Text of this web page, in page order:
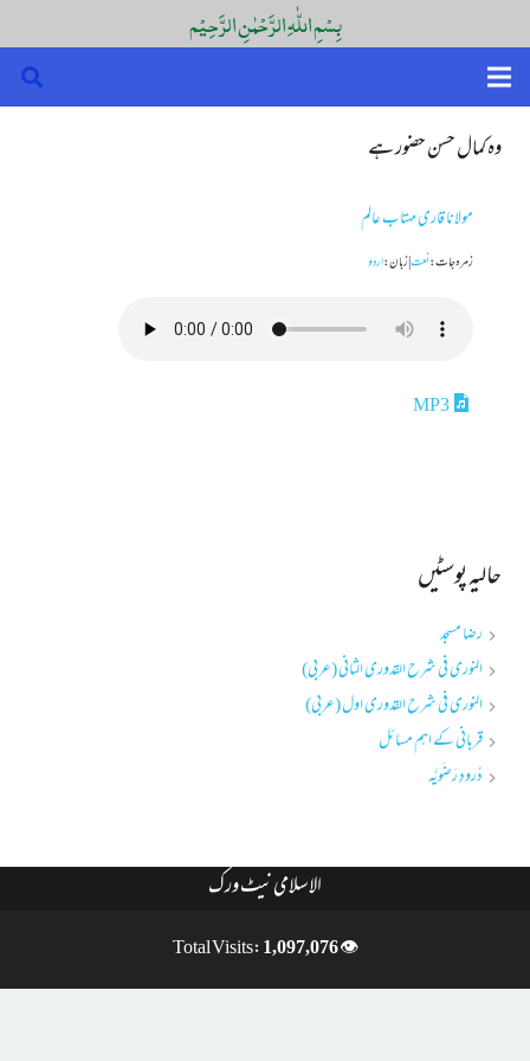
بِسْمِ اللّٰہِ الرَّحْمٰنِ الرَّحِیْم
وہ کمال حسن حضور ہے
مولانا قاری مہتاب عالم
زمرہ جات :نعت|زبان :اردو
MP3
حالیہ پوسٹیں
رضا مسجد
النوری فی شرح القدوری الثانی (عربی)
النوری فی شرح القدوری اول (عربی)
قربانی کے اہم مسائل
دُرودِ رَضَویَّہ
الاسلامی نیٹ ورک
👁 Total Visits:
1,097,076